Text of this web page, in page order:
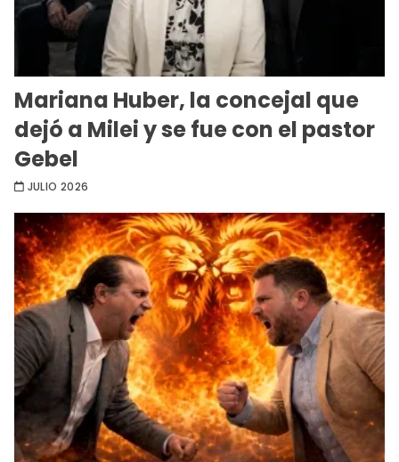
Mariana Huber, la concejal que
dejó a Milei y se fue con el pastor
Gebel
JULIO 2026